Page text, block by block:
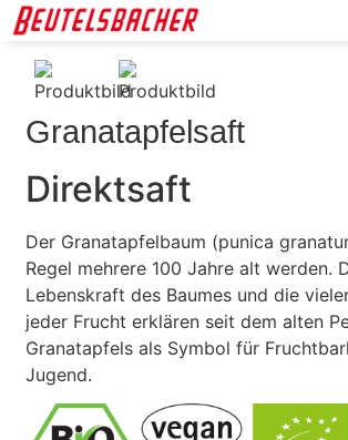
Granatapfelsaft
Direktsaft
Der Granatapfelbaum (punica
Regel mehrere 100 Jahre alt werden.
Lebenskraft des Baumes und die
jeder Frucht erklären seit dem alten
Granatapfels als Symbol für
Jugend.